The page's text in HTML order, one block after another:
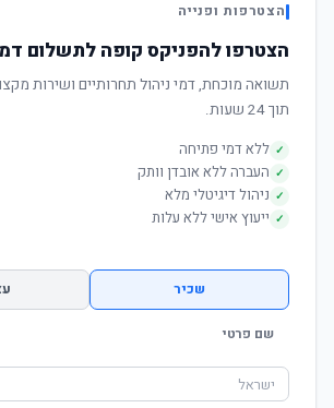
הצטרפות ופנייה
הצטרפו להפניקס קופה לתשלום
תשואה מוכחת, דמי ניהול תחרותיים ושירות
תוך 24 שעות.
✓ ללא דמי פתיחה
✓ העברה ללא אובדן וותק
✓ ניהול דיגיטלי מלא
✓ ייעוץ אישי ללא עלות
שכיר
שם פרטי